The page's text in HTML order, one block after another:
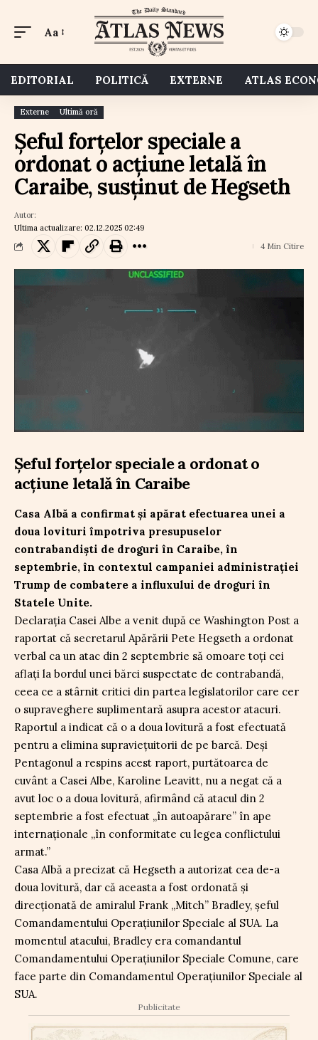
Aa
EDITORIAL POLITICĂ EXTERNE ATLAS
Externe Ultimă oră
Șeful forțelor speciale a
ordonat o acțiune letală în
Caraibe, susținut de Hegseth
Ultima actualizare: 02.12.2025 02:49
Autor:
4 Min Citire
Șeful forțelor speciale a ordonat o
acțiune letală în Caraibe
Casa Albă a confirmat și apărat efectuarea unei a
doua lovituri împotriva presupuselor
contrabandiști de droguri în Caraibe, în
septembrie, în contextul campaniei administrației
Trump de combatere a influxului de droguri în
Statele Unite.
Declarația Casei Albe a venit după ce Washington Post a
raportat că secretarul Apărării Pete Hegseth a ordonat
verbal ca un atac din 2 septembrie să omoare toți cei
aflați la bordul unei bărci suspectate de contrabandă,
ceea ce a stârnit critici din partea legislatorilor care cer
o supraveghere suplimentară asupra acestor atacuri.
Raportul a indicat că o a doua lovitură a fost efectuată
pentru a elimina supraviețuitorii de pe barcă. Deși
Pentagonul a respins acest raport, purtătoarea de
cuvânt a Casei Albe, Karoline Leavitt, nu a negat că a
avut loc o a doua lovitură, afirmând că atacul din 2
septembrie a fost efectuat „în autoapărare” în ape
internaționale „în conformitate cu legea conflictului
armat.”
Casa Albă a precizat că Hegseth a autorizat cea de-a
doua lovitură, dar că aceasta a fost ordonată și
direcționată de amiralul Frank „Mitch” Bradley, șeful
Comandamentului Operațiunilor Speciale al SUA. La
momentul atacului, Bradley era comandantul
Comandamentului Operațiunilor Speciale Comune, care
face parte din Comandamentul Operațiunilor Speciale al
SUA.
Publicitate